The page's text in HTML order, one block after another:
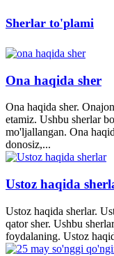
Sherlar to'plami
Ona haqida sher
Ona haqida sher.
etamiz. Ushbu sherlar
mo'ljallangan. Ona
donosiz,...
Ustoz haqida
Ustoz haqida sherlar.
qator sher. Ushbu
foydalaning. Ustoz